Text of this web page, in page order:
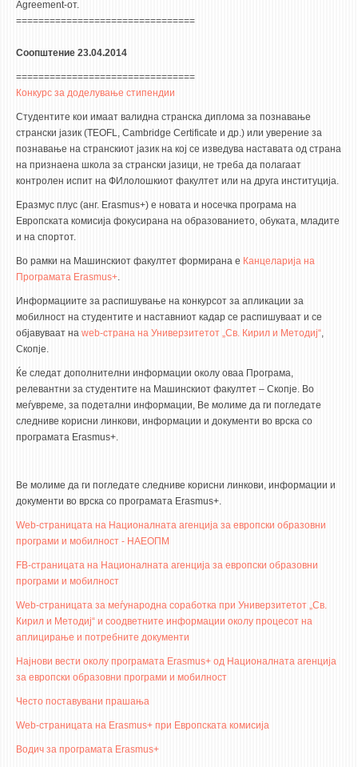
Agreement-от.
================================
Соопштение 23.04.2014
================================
Конкурс за доделување стипендии
Студентите кои имаат валидна странска диплома за познавање
странски јазик (TEOFL, Cambridge Certificate и др.) или уверение за
познавање на странскиот јазик на кој се изведува наставата од страна
на признаена школа за странски јазици, не треба да полагаат
контролен испит на ФИлолошкиот факултет или на друга институција.
Еразмус плус (анг. Erasmus+) е новата и носечка програма на
Европската комисија фокусирана на образованието, обуката, младите
и на спортот.
Во рамки на Машинскиот факултет формирана е Канцеларија на
Програмата Erasmus+.
Информациите за распишување на конкурсот за апликации за
мобилност на студентите и наставниот кадар се распишуваат и се
објавуваат на web-страна на Универзитетот „Св. Кирил и Методиј“,
Скопје.
Ќе следат дополнителни информации околу оваа Програма,
релевантни за студентите на Машинскиот факултет – Скопје. Во
меѓувреме, за подетални информации, Ве молиме да ги погледате
следниве корисни линкови, информации и документи во врска со
програмата Erasmus+.
Ве молиме да ги погледате следниве корисни линкови, информации и
документи во врска со програмата Erasmus+.
Web-страницата на Националната агенција за европски образовни
програми и мобилност - НАЕОПМ
FB-страницата на Националната агенција за европски образовни
програми и мобилност
Web-страницата за меѓународна соработка при Универзитетот „Св.
Кирил и Методиј“ и соодветните информации околу процесот на
аплицирање и потребните документи
Најнови вести околу програмата Erasmus+ од Националната агенција
за европски образовни програми и мобилност
Често поставувани прашања
Web-страницата на Erasmus+ при Европската комисија
Водич за програмата Erasmus+